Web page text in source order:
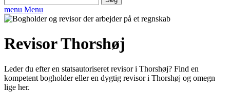
efter:
menu Menu
Revisor Thorshøj
Leder du efter en statsautoriseret revisor i Thorshøj? Find en
kompetent bogholder eller en dygtig revisor i Thorshøj og omegn
lige her.